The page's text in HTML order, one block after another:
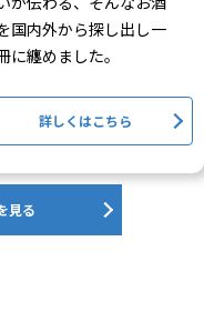
国内外から探し出し一
に纏めました。
詳しくはこちら
見る